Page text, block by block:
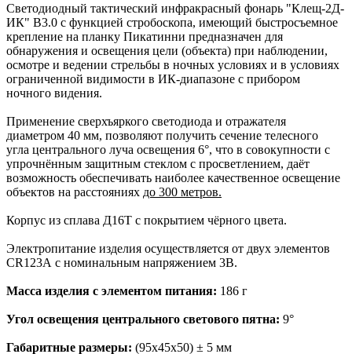
Светодиодный тактический инфракрасный фонарь "Клещ-2Д-
ИК" В3.0 с функцией стробоскопа, имеющий быстросъемное
крепление на планку Пикатинни предназначен для
обнаружения и освещения цели (объекта) при наблюдении,
осмотре и ведении стрельбы в ночных условиях и в условиях
ограниченной видимости в ИК-диапазоне с прибором
ночного видения.
Применение сверхъяркого светодиода и отражателя
диаметром 40 мм, позволяют получить сечение телесного
угла центрального луча освещения 6°, что в совокупности с
упрочнённым защитным стеклом с просветлением, даёт
возможность обеспечивать наиболее качественное освещение
объектов на расстояниях до 300 метров.
Корпус из сплава Д16Т с покрытием чёрного цвета.
Электропитание изделия осуществляется от двух элементов
CR123А с номинальным напряжением 3В.
Масса изделия с элементом питания: 186 г
Угол освещения центрального светового пятна: 9°
Габаритные размеры: (95х45х50) ± 5 мм